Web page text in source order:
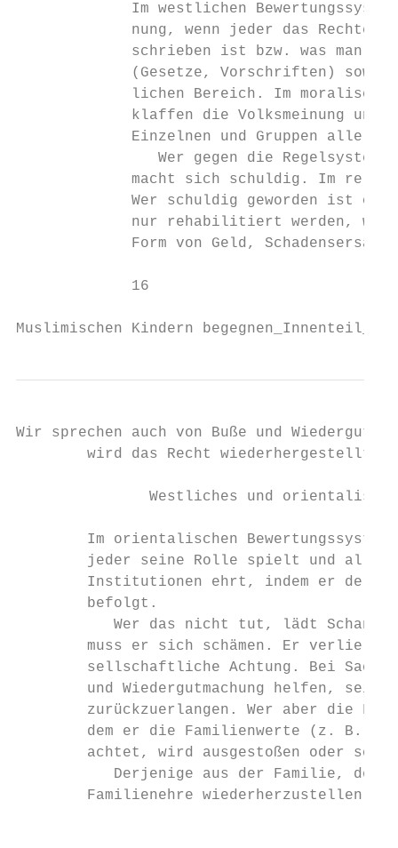
Im westlichen
nung, wenn jeder das Rechte,
schrieben ist bzw. was man
(Gesetze, Vorschriften)
lichen Bereich. Im
klaffen die Volksmeinung und
Einzelnen und Gruppen
Wer gegen die
macht sich schuldig. Im
Wer schuldig geworden ist
nur rehabilitiert werden,
Form von Geld,
             16
Muslimischen Kindern
Wir sprechen auch von Buße und
        wird das Recht wiederhergestellt.
Westliches und
Im orientalischen Bewertungssystem
jeder seine Rolle spielt und alle
Institutionen ehrt, indem er deren
        befolgt.
Wer das nicht tut, lädt Schande
muss er sich schämen. Er verliert
sellschaftliche Achtung. Bei
und Wiedergutmachung helfen, sein
zurückzuerlangen. Wer aber die
dem er die Familienwerte (z. B.
achtet, wird ausgestoßen oder
Derjenige aus der Familie, der
Familienehre wiederherzustellen,